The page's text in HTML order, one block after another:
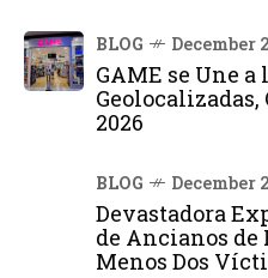
BLOG December
GAME se Une a
2026
BLOG December
Devastadora
de Ancianos
Menos Dos